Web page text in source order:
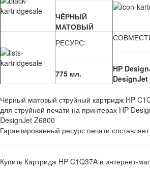
ЧЁРНЫЙ
МАТОВЫЙ
РЕСУРС:
775 мл.
HP
DesignJet
Чёрный матовый струйный картридж HP
для струйной печати на принтерах HP
DesignJet Z6800
Гарантированный ресурс печати
Купить Картридж HP C1Q37A в интернет-